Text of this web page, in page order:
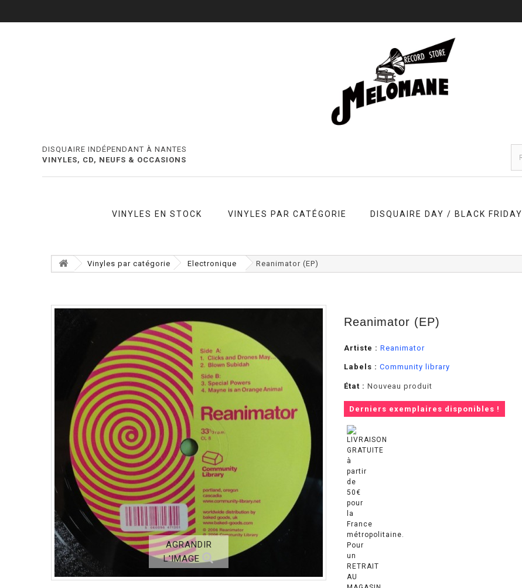
DISQUAIRE INDÉPENDANT À NANTES
VINYLES, CD, NEUFS & OCCASIONS
VINYLES EN STOCK VINYLES PAR CATÉGORIE DISQUAIRE DAY / BLACK FRIDAY
Vinyles par catégorie Electronique Reanimator (EP)
AGRANDIR
L'IMAGE
Reanimator (EP)
Artiste : Reanimator
Labels : Community library
État : Nouveau produit
Derniers exemplaires disponibles !